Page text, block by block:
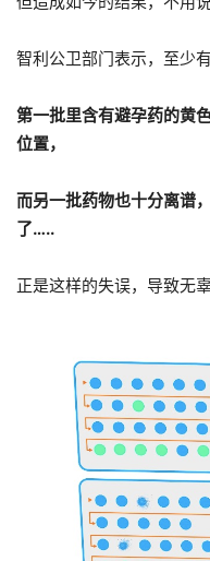
智利公卫部门表示，至少
第一批里含有避孕药的黄
位置，
而另一批药物也十分离谱
了…..
正是这样的失误，导致无